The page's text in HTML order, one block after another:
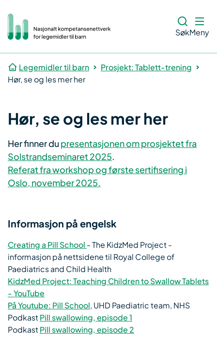
SøkMeny
Legemidler til barn
Prosjekt: Tablett-trening
Hør, se og les mer her
Hør, se og les mer her
Her finner dupresentasjonen om prosjektet fra
Solstrandseminaret 2025.
Referat fra workshop og første sertifisering i
Oslo, november 2025.
Informasjon på engelsk
Creating a Pill School - The KidzMed Project -
informasjon på nettsidene til Royal College of
Paediatrics and Child Health
KidzMed Project: Teaching Children to Swallow Tablets
- YouTube
På Youtube: Pill School, UHD Paediatric team, NHS
PodkastPill swallowing, episode 1
PodkastPill swallowing, episode 2